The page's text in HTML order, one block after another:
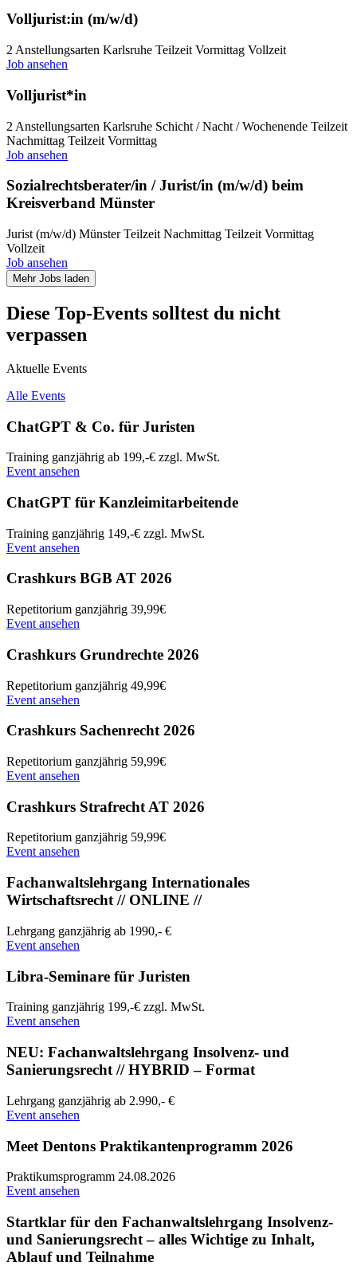
Volljurist:in (m/w/d)
2 Anstellungsarten Karlsruhe Teilzeit Vormittag Vollzeit
Job ansehen
Volljurist*in
2 Anstellungsarten Karlsruhe Schicht / Nacht / Wochenende Teilzeit
Nachmittag Teilzeit Vormittag
Job ansehen
Sozialrechtsberater/in / Jurist/in (m/w/d) beim
Kreisverband Münster
Jurist (m/w/d) Münster Teilzeit Nachmittag Teilzeit Vormittag
Vollzeit
Job ansehen
Mehr Jobs laden
Diese Top-Events solltest du nicht
verpassen​
Aktuelle Events
Alle Events
ChatGPT & Co. für Juristen
Training ganzjährig ab 199,-€ zzgl. MwSt.
Event ansehen
ChatGPT für Kanzleimitarbeitende
Training ganzjährig 149,-€ zzgl. MwSt.
Event ansehen
Crashkurs BGB AT 2026
Repetitorium ganzjährig 39,99€
Event ansehen
Crashkurs Grundrechte 2026
Repetitorium ganzjährig 49,99€
Event ansehen
Crashkurs Sachenrecht 2026
Repetitorium ganzjährig 59,99€
Event ansehen
Crashkurs Strafrecht AT 2026
Repetitorium ganzjährig 59,99€
Event ansehen
Fachanwaltslehrgang Internationales
Wirtschaftsrecht // ONLINE //
Lehrgang ganzjährig ab 1990,- €
Event ansehen
Libra-Seminare für Juristen
Training ganzjährig 199,-€ zzgl. MwSt.
Event ansehen
NEU: Fachanwaltslehrgang Insolvenz- und
Sanierungsrecht // HYBRID – Format
Lehrgang ganzjährig ab 2.990,- €
Event ansehen
Meet Dentons Praktikantenprogramm 2026
Praktikumsprogramm 24.08.2026
Event ansehen
Startklar für den Fachanwaltslehrgang Insolvenz-
und Sanierungsrecht – alles Wichtige zu Inhalt,
Ablauf und Teilnahme